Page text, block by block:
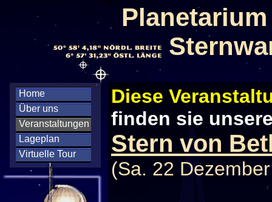
Home
Über uns
Veranstaltungen
Lageplan
Virtuelle Tour
Diese
finden sie
Stern von
(Sa. 22